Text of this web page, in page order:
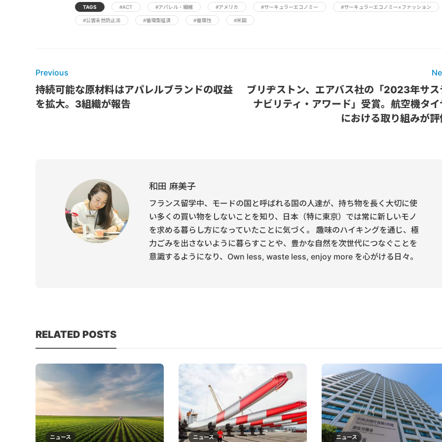
TAGS #ACT #アパレル・繊維 #アメリカ #サーキュラーエコノミー #サーキュラーエコノミー×ファッション
#公害未然防止法 #循環型経済 #循環性 #米国
Previous
持続可能な原材料はアパレルブランドの収益
を拡大。3組織が報告
ブリヂストン、エアバス社の「2023年サス
ナビリティ・アワード」受賞。航空機タイ
における取り組みが評
和田 麻美子
フランス留学中、モードの国と呼ばれる国の人達が、持ち物を長く大切に使
い多くの買い物をしないことを知り、日本（特に東京）では常に新しいモノ
を求める暮らし方になっていたことに気づく。 趣味のハイキングを通じ、極
力ごみを出さないように暮らすことや、豊かな自然を次世代につなぐことを
意識するようになり、Own less, waste less, enjoy more を心がける日々。
RELATED POSTS
ニュース ニュース ニュース